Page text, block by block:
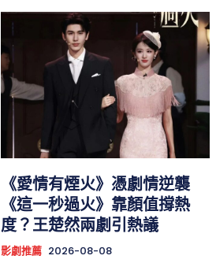
《愛情有煙火》憑劇情逆襲
《這一秒過火》靠顏值撐熱
度？王楚然兩劇引熱議
影劇推薦 2026-08-08